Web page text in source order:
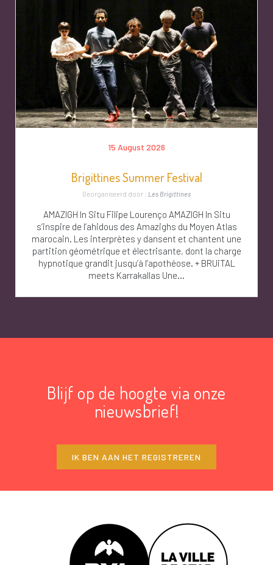
15 August 2026
Brigittines Summer Festival
Georganiseerd door : Les Brigittines
AMAZIGH In Situ Filipe Lourenço AMAZIGH In Situ
s’inspire de l’ahidous des Amazighs du Moyen Atlas
marocain. Les interprètes y dansent et chantent une
partition géométrique et électrisante, dont la charge
hypnotique grandit jusqu’à l’apothéose. + BRUiTAL
meets Karrakallas Une...
Blijf op de hoogte via onze
nieuwsbrief!
IK BEN AAN HET REGISTREREN